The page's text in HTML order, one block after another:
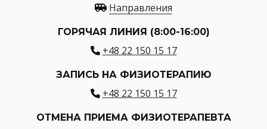
Направления
ГОРЯЧАЯ ЛИНИЯ (8:00-16:00)
+48 22 150 15 17
ЗАПИСЬ НА ФИЗИОТЕРАПИЮ
+48 22 150 15 17
ОТМЕНА ПРИЕМА ФИЗИОТЕРАПЕВТА